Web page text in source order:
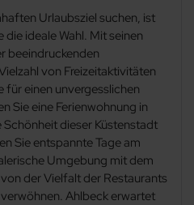
Urlaubsziel suchen, ist
ideale Wahl. Mit seinen
beeindruckenden
von Freizeitaktivitäten
für einen unvergesslichen
Sie eine Ferienwohnung in
dieser Küstenstadt
Sie entspannte Tage am
Umgebung mit dem
der Vielfalt der Restaurants
Ahlbeck erwartet